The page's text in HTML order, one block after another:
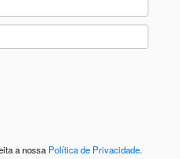
a nossa Política de Privacidade.